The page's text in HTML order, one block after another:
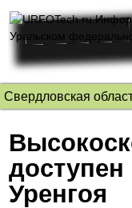
Свердловская
Уренгоя